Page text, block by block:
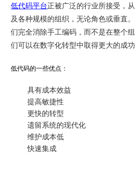
低代码平台正被广泛的行业所接受，
及各种规模的组织，无论角色或垂直
们完全消除手工编码，而不是在整个
们可以在数字化转型中取得更大的成功
低代码的一些优点：
具有成本效益
提高敏捷性
更快的转型
遗留系统的现代化
维护成本低
快速集成